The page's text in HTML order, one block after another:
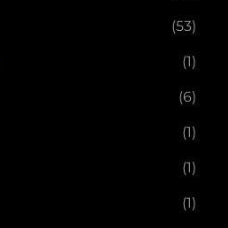
(53)
(1)
(6)
(1)
(1)
(1)